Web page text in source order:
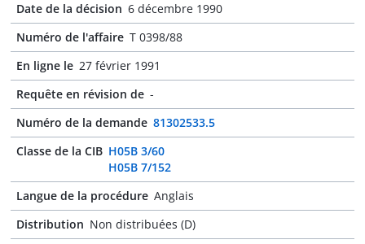
Date de la décision 6 décembre 1990
Numéro de l'affaire T 0398/88
En ligne le 27 février 1991
Requête en révision de -
Numéro de la demande 81302533.5
Classe de la CIB H05B 3/60
H05B 7/152
Langue de la procédure Anglais
Distribution Non distribuées (D)